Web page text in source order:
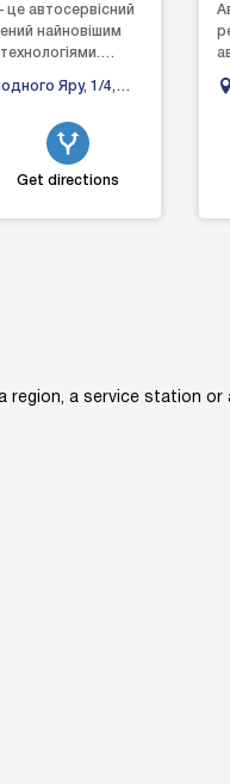
автосервісний
найновішим
Яру, 1/4,
Get directions
a service station or